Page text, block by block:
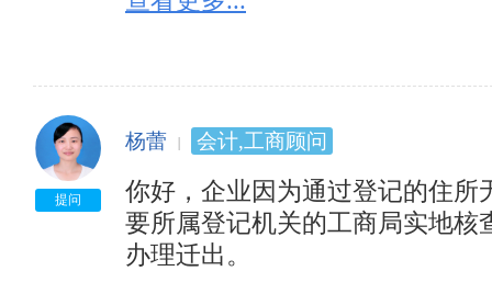
提问
杨蕾 会计,工商顾问
你好，企业因为通过登记的住
要所属登记机关的工商局实地
办理迁出。